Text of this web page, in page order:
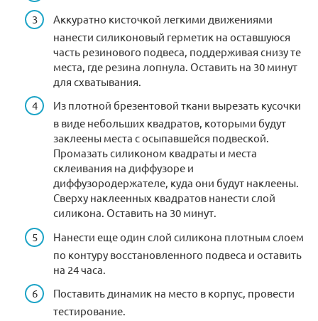
Аккуратно кисточкой легкими движениями
нанести силиконовый герметик на оставшуюся
часть резинового подвеса, поддерживая снизу те
места, где резина лопнула. Оставить на 30 минут
для схватывания.
Из плотной брезентовой ткани вырезать кусочки
в виде небольших квадратов, которыми будут
заклеены места с осыпавшейся подвеской.
Промазать силиконом квадраты и места
склеивания на диффузоре и
диффузородержателе, куда они будут наклеены.
Сверху наклеенных квадратов нанести слой
силикона. Оставить на 30 минут.
Нанести еще один слой силикона плотным слоем
по контуру восстановленного подвеса и оставить
на 24 часа.
Поставить динамик на место в корпус, провести
тестирование.